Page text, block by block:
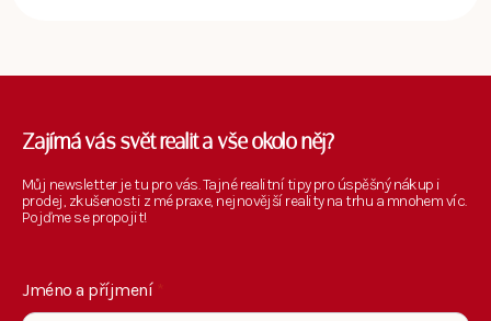
Zajímá vás svět realit a vše okolo něj?
Můj newsletter je tu pro vás. Tajné realitní tipy pro úspěšný nákup i
prodej, zkušenosti z mé praxe, nejnovější reality na trhu a mnohem víc.
Pojďme se propojit!
Jméno a příjmení